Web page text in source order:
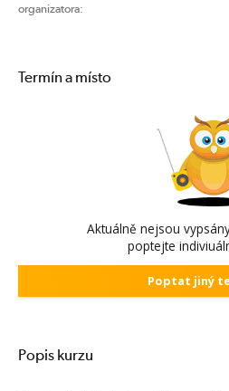
organizatora:
Termín a místo
Aktuálně nejsou
poptejte
Poptat jiný
Popis kurzu